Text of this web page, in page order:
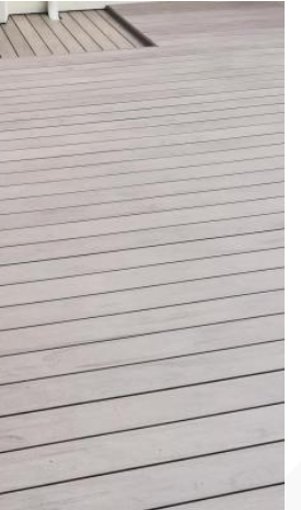
VOTRE
AVANTAGES
EN BOIS
UPM"